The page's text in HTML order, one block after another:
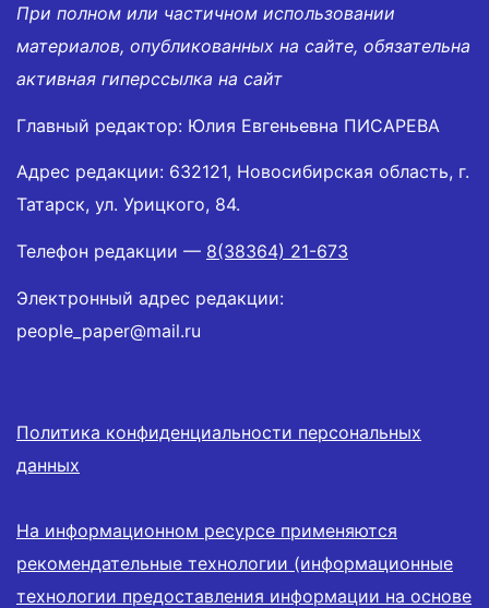
При полном или частичном использовании
материалов, опубликованных на сайте, обязательна
активная гиперссылка на сайт
Главный редактор: Юлия Евгеньевна ПИСАРЕВА
Адрес редакции: 632121, Новосибирская область, г.
Татарск, ул. Урицкого, 84.
Телефон редакции — 8(38364) 21-673
Электронный адрес редакции:
people_paper@mail.ru
Политика конфиденциальности персональных
данных
На информационном ресурсе применяются
рекомендательные технологии (информационные
технологии предоставления информации на основе